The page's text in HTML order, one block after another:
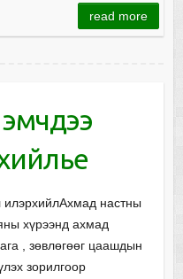
read more
настны
хүрээнд ахмад
, зөвлөгөөг цаашдын
зорилгоор